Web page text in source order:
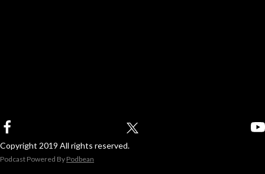
Copyright 2019 All rights reserved.
Podcast Powered By Podbean